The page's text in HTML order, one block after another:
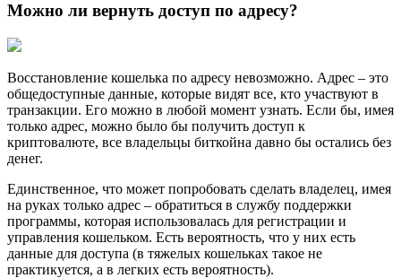
Можно ли вернуть доступ по адресу?
Восстановление кошелька по адресу невозможно. Адрес – это
общедоступные данные, которые видят все, кто участвуют в
транзакции. Его можно в любой момент узнать. Если бы, имея
только адрес, можно было бы получить доступ к
криптовалюте, все владельцы биткойна давно бы остались без
денег.
Единственное, что может попробовать сделать владелец, имея
на руках только адрес – обратиться в службу поддержки
программы, которая использовалась для регистрации и
управления кошельком. Есть вероятность, что у них есть
данные для доступа (в тяжелых кошельках такое не
практикуется, а в легких есть вероятность).